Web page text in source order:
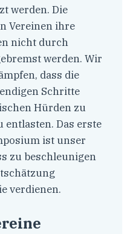
werden. Die
Vereinen ihre
nicht durch
werden. Wir
dass die
Schritte
Hürden zu
entlasten. Das erste
ist unser
zu beschleunigen
verdienen.